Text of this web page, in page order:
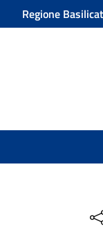
Regione